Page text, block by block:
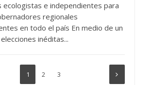
ecologistas e independientes para
regionales
en todo el país En medio de un
inéditas...
1 2 3